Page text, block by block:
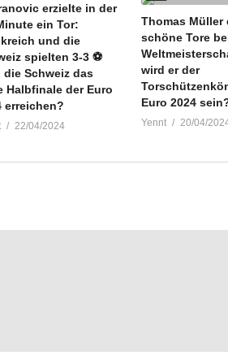
sich jeder Herausforderung zu stellen.
stellen und ist bereit, neue Höhen zu
Reise von Niclas Füllkrug zum
und ihn unterstützen! Lassen Sie uns
in der kommenden Euro 2024-Saison
erzielte in der
ein Tor:
und die
spielten 3-3 ⚽️
die Schweiz das
Halbfinale der Euro
erreichen?
22/04/2024
Thomas Müller
schöne Tore
wird er der
Euro 2024
Yennt 20/04/